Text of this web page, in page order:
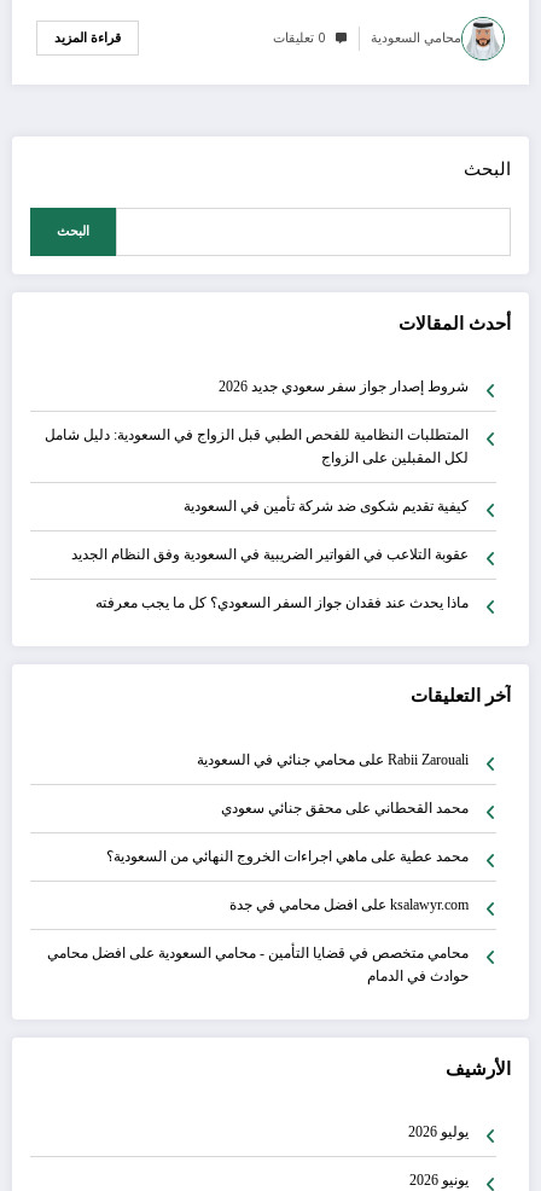
محامي السعودية 0 تعليقات قراءة المزيد
البحث
البحث
أحدث المقالات
شروط إصدار جواز سفر سعودي جديد 2026
المتطلبات النظامية للفحص الطبي قبل الزواج في السعودية: دليل شامل
لكل المقبلين على الزواج
كيفية تقديم شكوى ضد شركة تأمين في السعودية
عقوبة التلاعب في الفواتير الضريبية في السعودية وفق النظام الجديد
ماذا يحدث عند فقدان جواز السفر السعودي؟ كل ما يجب معرفته
آخر التعليقات
Rabii Zarouali على محامي جنائي في السعودية
محمد القحطاني على محقق جنائي سعودي
محمد عطية على ماهي اجراءات الخروج النهائي من السعودية؟
ksalawyr.com على افضل محامي في جدة
محامي متخصص في قضايا التأمين - محامي السعودية على افضل محامي
حوادث في الدمام
الأرشيف
يوليو 2026
يونيو 2026